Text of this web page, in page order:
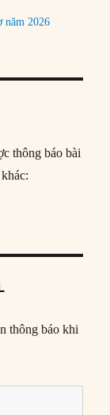
năm 2026
thông báo bài
thông báo khi